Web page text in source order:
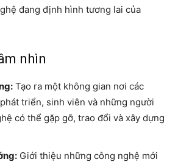
đang định hình tương lai của
nhìn
Tạo ra một không gian nơi các
triển, sinh viên và những người
có thể gặp gỡ, trao đổi và xây dựng
Giới thiệu những công nghệ mới